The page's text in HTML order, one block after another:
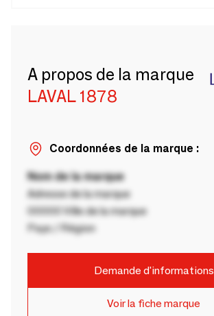
A propos de la marque
LAVAL 1878
Coordonnées de la marque :
Nom de la marque
Adresse de la marque
00000 Ville de la marque
Pays / Région
Demande d'informations
Voir la fiche marque